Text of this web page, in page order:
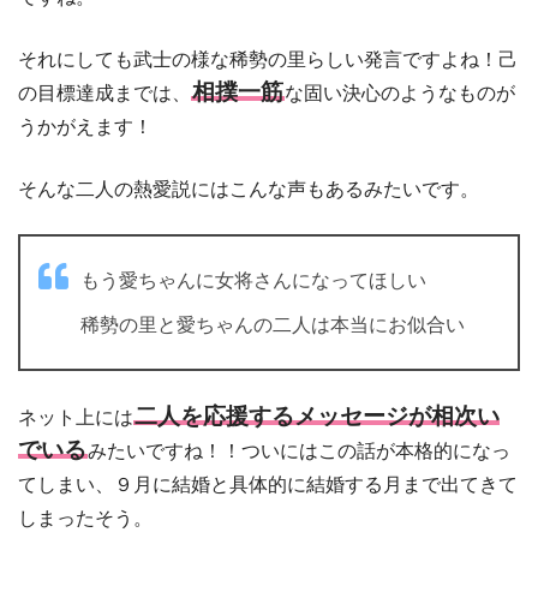
それにしても武士の様な稀勢の里らしい発言ですよね！己
の目標達成までは、 相撲一筋な固い決心のようなものが
うかがえます！
そんな二人の熱愛説にはこんな声もあるみたいです。
もう愛ちゃんに女将さんになってほしい
稀勢の里と愛ちゃんの二人は本当にお似合い
ネット上には二人を応援するメッセージが相次い
でいるみたいですね！！ついにはこの話が本格的になっ
てしまい、９月に結婚と具体的に結婚する月まで出てきて
しまったそう。